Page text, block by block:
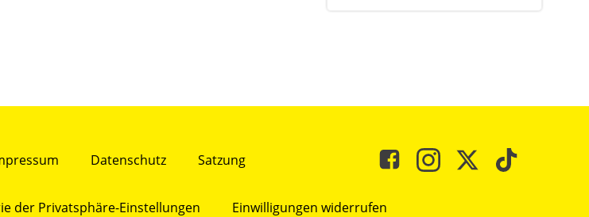
Datenschutz Satzung
der Privatsphäre-Einstellungen Einwilligungen widerrufen